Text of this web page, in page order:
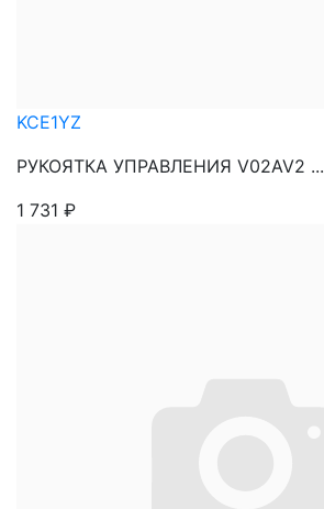
KCE1YZ
РУКОЯТКА УПРАВЛЕНИЯ V02AV2 ...
1 731 ₽